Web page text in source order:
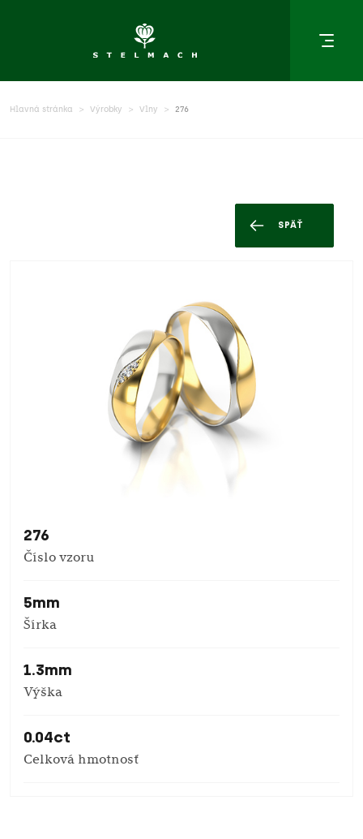
Hlavná stránka Výrobky Vlny 276
SPÄŤ
276
Číslo vzoru
5mm
Šírka
1.3mm
Výška
0.04ct
Celková hmotnosť